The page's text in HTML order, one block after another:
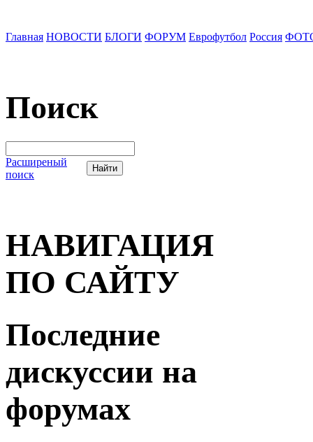
Главная НОВОСТИ БЛОГИ ФОРУМ Еврофутбол Россия
Поиск
Расширеный
поиск
НАВИГАЦИЯ
ПО САЙТУ
Последние
дискуссии на
форумах